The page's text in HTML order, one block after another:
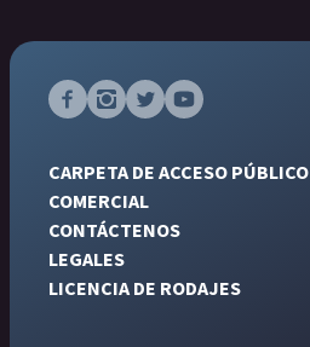
CARPETA DE ACCESO PÚBLICO
COMERCIAL
CONTÁCTENOS
LEGALES
LICENCIA DE RODAJES